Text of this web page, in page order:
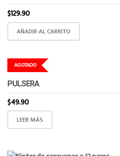
$129.90
AÑADIR AL CARRITO
AGOTADO
PULSERA
$49.90
LEER MÁS